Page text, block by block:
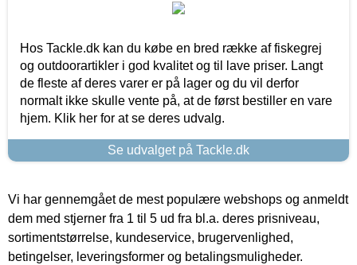
Hos Tackle.dk kan du købe en bred række af fiskegrej
og outdoorartikler i god kvalitet og til lave priser. Langt
de fleste af deres varer er på lager og du vil derfor
normalt ikke skulle vente på, at de først bestiller en vare
hjem. Klik her for at se deres udvalg.
Se udvalget på Tackle.dk
Vi har gennemgået de mest populære webshops og anmeldt
dem med stjerner fra 1 til 5 ud fra bl.a. deres prisniveau,
sortimentstørrelse, kundeservice, brugervenlighed,
betingelser, leveringsformer og betalingsmuligheder.